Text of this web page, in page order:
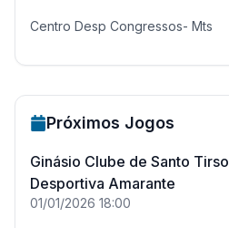
Centro Desp Congressos- Mts
Próximos Jogos
Ginásio Clube de Santo Tirso
Desportiva Amarante
01/01/2026 18:00